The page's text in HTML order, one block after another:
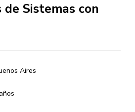
Sistemas con
Aires